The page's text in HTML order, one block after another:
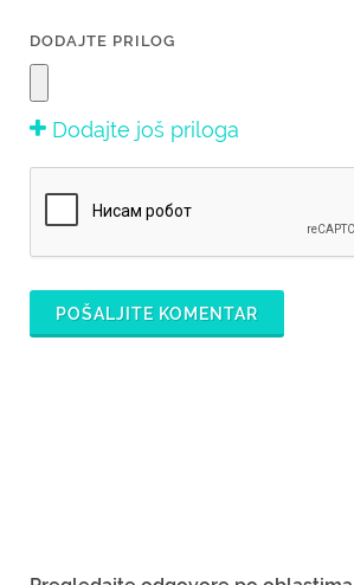
DODAJTE PRILOG
Dodajte još priloga
POŠALJITE KOMENTAR